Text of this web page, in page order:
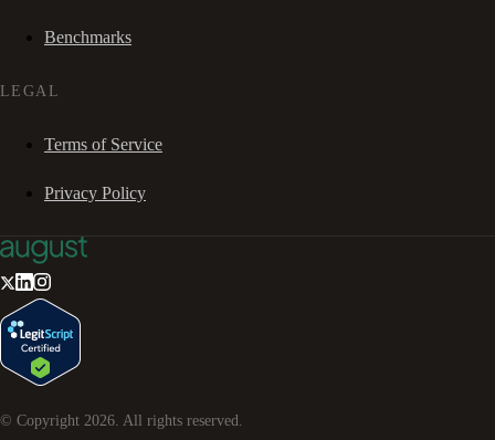
Benchmarks
LEGAL
Terms of Service
Privacy Policy
© Copyright 2026. All rights reserved.